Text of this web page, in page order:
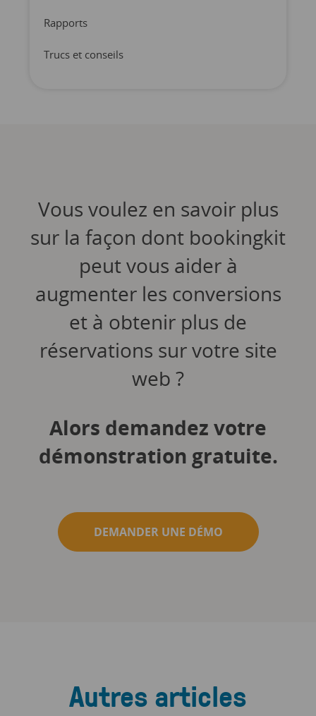
Rapports
Trucs et conseils
Vous voulez en savoir plus
sur la façon dont bookingkit
peut vous aider à
augmenter les conversions
et à obtenir plus de
réservations sur votre site
web ?
Alors demandez votre
démonstration gratuite.
DEMANDER UNE DÉMO
Autres articles